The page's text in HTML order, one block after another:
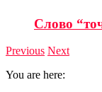
Слово
Previous Next
You are here: